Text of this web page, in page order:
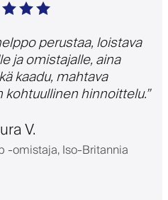
perustaa, loistava
ja omistajalle, aina
kaadu, mahtava
hinnoittelu.”
V.
-omistaja, Iso-Britannia